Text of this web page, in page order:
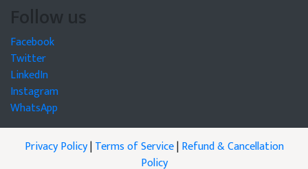
Follow us
Facebook
Twitter
LinkedIn
Instagram
WhatsApp
Privacy Policy|Terms of Service|Refund & Cancellation
Policy